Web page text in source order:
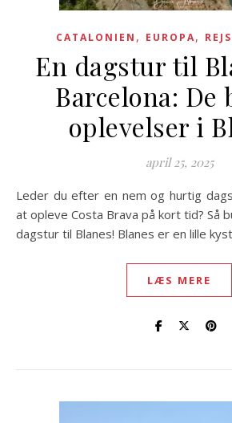
CATALONIEN , EUROPA,
En dagstur til
Barcelona: De
oplevelser i
april 25, 2025
Leder du efter en nem og hurtig dagstur fra Barcelona til
at opleve Costa Brava på kort tid? Så
dagstur til Blanes! Blanes er en lille
LÆS MERE